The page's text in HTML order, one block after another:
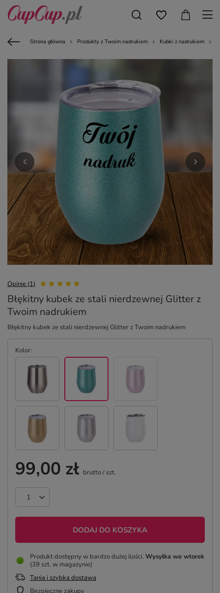
Strona główna Produkty z Twoim nadrukiem Kubki z nadrukiem
Opinie (1)
Błękitny kubek ze stali nierdzewnej Glitter z
Twoim nadrukiem
Błękitny kubek ze stali nierdzewnej Glitter z Twoim nadrukiem
Kolor
99,00 zł brutto/ szt.
DODAJ DO KOSZYKA
Produkt dostępny w bardzo dużej ilości Wysyłka we wtorek
(39 szt. w magazynie)
Tania i szybka dostawa
Bezpieczne zakupy